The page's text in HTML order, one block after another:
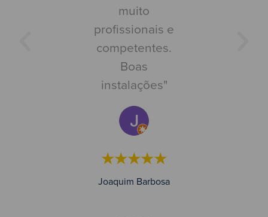
muito
profissionais e
competentes.
Boas
instalações"
★★★★★
Joaquim Barbosa